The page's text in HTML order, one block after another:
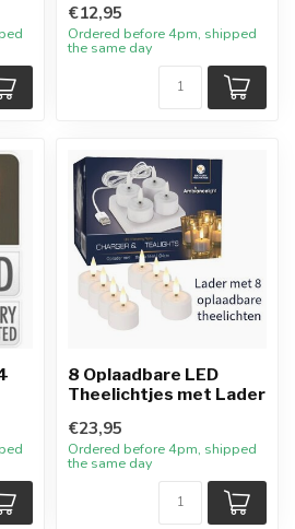
€12,95
Ordered before 4pm, shipped
the same day
8 Oplaadbare LED
Theelichtjes met Lader
€23,95
Ordered before 4pm, shipped
the same day